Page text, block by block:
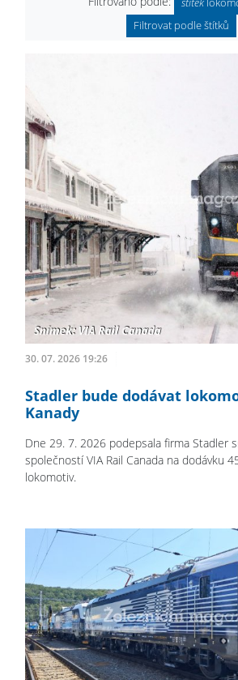
Filtrovat podle štítků
30. 07. 2026 19:26
Stadler bude dodávat
Kanady
Dne 29. 7. 2026 podepsala firma Stadler
společností VIA Rail Canada na dodávku
lokomotiv.